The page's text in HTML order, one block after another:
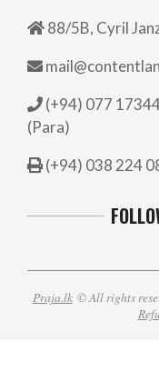
88/5B, Cyril
(+94) 077
(Para)
(+94) 038 224
Praja.lk© All rights